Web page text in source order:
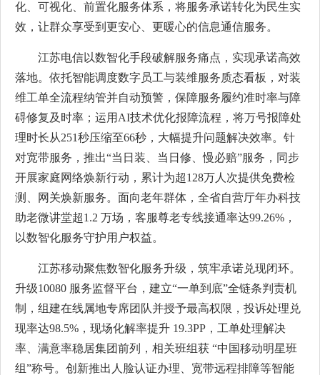
化、可视化、前置化服务体系，将服务承诺转化为民生实
效，让群众享受到更安心、更暖心的信息通信服务。
江苏电信以数智化手段破解服务痛点，实现承诺高效
落地。依托智能调度数字员工与装维服务质态看板，对装
维工单全流程纳管并自动预警，保障服务履约准时率与障
碍修复及时率；运用AI技术优化报障流程，将万号报障处
理时长从251秒压缩至66秒，大幅提升问题解决效率。针
对宽带服务，推出“当日装、当日修、慢必赔”服务，同步
开展家庭网络焕新行动，累计为超128万人次提供免费检
测、网关焕新服务。面向老年群体，全省自营厅年办科技
助老微讲堂超1.2 万场，客服尊老专线接通率达99.26%，
以数智化服务守护用户权益。
江苏移动聚焦数智化服务升级，筑牢承诺兑现闭环。
升级10080 服务监督平台，建立“一单到底”全链条判责机
制，组建在线属地专席团队并授予最高权限，投诉处理兑
现率达98.5%，现场化解率提升 19.3PP，工单处理解决
率、满意率稳居集团前列，相关班组获 “中国移动明星班
组”称号。创新推出人脸认证办理、宽带远程排障等智能